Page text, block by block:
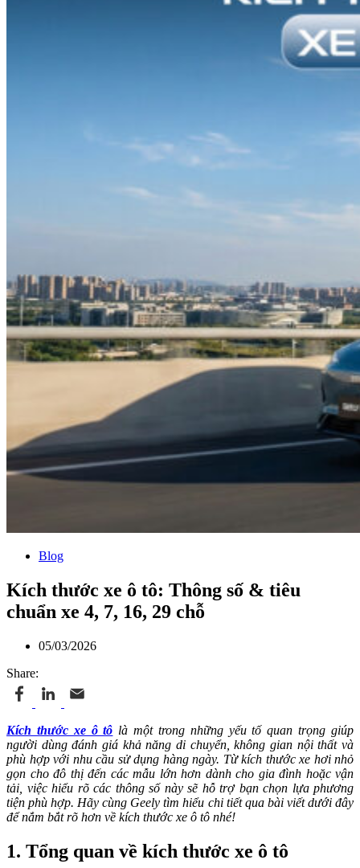
Blog
Kích thước xe ô tô: Thông số & tiêu
chuẩn xe 4, 7, 16, 29 chỗ
05/03/2026
Share:
Kích thước xe ô tô là một trong những yếu tố quan trọng giúp
người dùng đánh giá khả năng di chuyển, không gian nội thất và
phù hợp với nhu cầu sử dụng hàng ngày. Từ kích thước xe hơi nhỏ
gọn cho đô thị đến các mẫu lớn hơn dành cho gia đình hoặc vận
tải, việc hiểu rõ các thông số này sẽ hỗ trợ bạn chọn lựa phương
tiện phù hợp. Hãy cùng Geely tìm hiểu chi tiết qua bài viết dưới đây
để nắm bắt rõ hơn về kích thước xe ô tô nhé!
1. Tổng quan về kích thước xe ô tô